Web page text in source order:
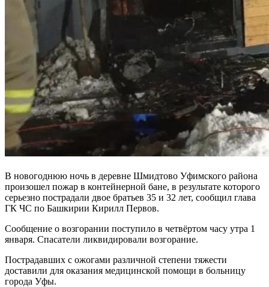
В новогоднюю ночь в деревне Шмидтово Уфимского района
произошел пожар в контейнерной бане, в результате которого
серьезно пострадали двое братьев 35 и 32 лет, сообщил глава
ГК ЧС по Башкирии Кирилл Первов.
Сообщение о возгорании поступило в четвёртом часу утра 1
января. Спасатели ликвидировали возгорание.
Пострадавших с ожогами различной степени тяжести
доставили для оказания медицинской помощи в больницу
города Уфы.